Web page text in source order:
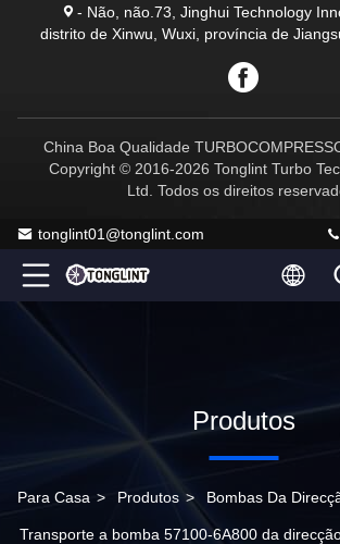
- Não, não.73, Jinghui Technology
distrito de Xinwu, Wuxi, província de
China Boa Qualidade
Copyright © 2016-2026 Tonglint Turbo
Ltd. Todos os direitos
tonglint01@tonglint.com
Produtos
Para Casa > Produtos > Bombas Da
Transporte a bomba 57100-6A800 da